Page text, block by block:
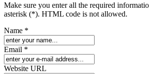
Make sure you enter all the required
asterisk (*). HTML code is not allowed.
Name *
Email *
Website URL